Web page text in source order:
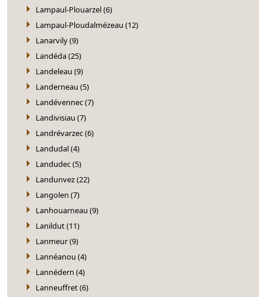
Lampaul-Plouarzel (6)
Lampaul-Ploudalmézeau (12)
Lanarvily (9)
Landéda (25)
Landeleau (9)
Landerneau (5)
Landévennec (7)
Landivisiau (7)
Landrévarzec (6)
Landudal (4)
Landudec (5)
Landunvez (22)
Langolen (7)
Lanhouarneau (9)
Lanildut (11)
Lanmeur (9)
Lannéanou (4)
Lannédern (4)
Lanneuffret (6)